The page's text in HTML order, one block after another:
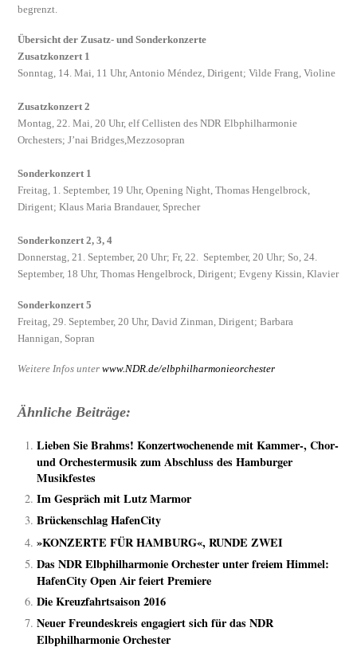
begrenzt.
Übersicht der Zusatz- und Sonderkonzerte
Zusatzkonzert 1
Sonntag, 14. Mai, 11 Uhr, Antonio Méndez, Dirigent; Vilde Frang, Violine
Zusatzkonzert 2
Montag, 22. Mai, 20 Uhr, elf Cellisten des NDR Elbphilharmonie
Orchesters; J’nai Bridges,Mezzosopran
Sonderkonzert 1
Freitag, 1. September, 19 Uhr, Opening Night, Thomas Hengelbrock,
Dirigent; Klaus Maria Brandauer, Sprecher
Sonderkonzert 2, 3, 4
Donnerstag, 21. September, 20 Uhr; Fr, 22. September, 20 Uhr; So, 24.
September, 18 Uhr, Thomas Hengelbrock, Dirigent; Evgeny Kissin, Klavier
Sonderkonzert 5
Freitag, 29. September, 20 Uhr, David Zinman, Dirigent; Barbara
Hannigan, Sopran
Weitere Infos unterwww.NDR.de/elbphilharmonieorchester
Ähnliche Beiträge:
Lieben Sie Brahms! Konzertwochenende mit Kammer-, Chor-
und Orchestermusik zum Abschluss des Hamburger
Musikfestes
Im Gespräch mit Lutz Marmor
Brückenschlag HafenCity
»KONZERTE FÜR HAMBURG«, RUNDE ZWEI
Das NDR Elbphilharmonie Orchester unter freiem Himmel:
HafenCity Open Air feiert Premiere
Die Kreuzfahrtsaison 2016
Neuer Freundeskreis engagiert sich für das NDR
Elbphilharmonie Orchester